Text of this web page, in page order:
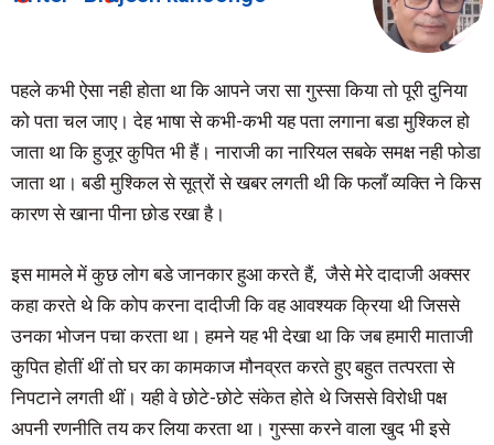
पहले कभी ऐसा नही होता था कि आपने जरा सा गुस्सा किया तो पूरी दुनिया
को पता चल जाए। देह भाषा से कभी-कभी यह पता लगाना बडा मुश्किल हो
जाता था कि हुजूर कुपित भी हैं। नाराजी का नारियल सबके समक्ष नही फोडा
जाता था। बडी मुश्किल से सूत्रों से खबर लगती थी कि फलाँ व्यक्ति ने किस
कारण से खाना पीना छोड रखा है।
इस मामले में कुछ लोग बडे जानकार हुआ करते हैं, जैसे मेरे दादाजी अक्सर
कहा करते थे कि कोप करना दादीजी कि वह आवश्यक क्रिया थी जिससे
उनका भोजन पचा करता था। हमने यह भी देखा था कि जब हमारी माताजी
कुपित होतीं थीं तो घर का कामकाज मौनव्रत करते हुए बहुत तत्परता से
निपटाने लगती थीं। यही वे छोटे-छोटे संकेत होते थे जिससे विरोधी पक्ष
अपनी रणनीति तय कर लिया करता था। गुस्सा करने वाला खुद भी इसे